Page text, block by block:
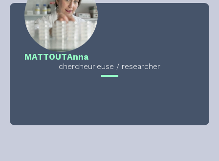
MATTOUTAnna
chercheur·euse / researcher